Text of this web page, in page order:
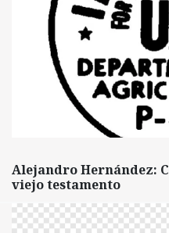
Alejandro Hernández:
viejo testamento